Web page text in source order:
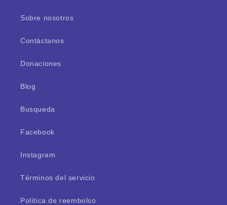
Sobre nosotros
Contáctanos
Donaciones
Blog
Busqueda
Facebook
Instagram
Términos del servicio
Política de reembolso